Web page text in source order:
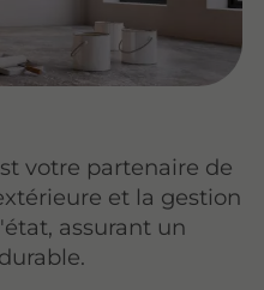
votre partenaire de
et la gestion
assurant un